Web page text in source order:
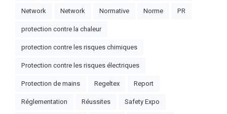
Network
Network Normative Norme
PR
protection contre la chaleur
protection contre les risques chimiques
Protection contre les risques électriques
Protection de mains
Regeltex
Report
Réglementation
Réussites
Safety Expo